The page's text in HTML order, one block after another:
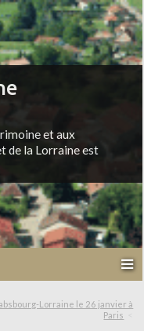
et aux
de la Lorraine est
Lorraine le 26 janvier à
Paris